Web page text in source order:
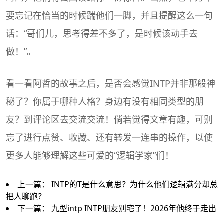
要忘记在恰当的时候踹他们一脚，并且提醒这么一句
话：“哥们儿，思考得差不多了，是时候该动手去
做！”。
看一看阿哲的故事之后，是否会感觉INTP并非那般神
秘了？你属于哪种人格？身边有没有相同类型的朋
友？到评论区去交流交流！倘若觉得文章有趣，可别
忘了进行点赞、收藏、还有转发一连串的操作，以使
更多人能够理解这些可爱的“逻辑学家”们！
上一篇： INTP的T是什么意思？为什么他们逻辑满分却总
把人聊跑？
下一篇： 九型intp INTP朋友别宅了！2026年他终于走出